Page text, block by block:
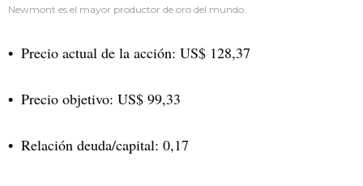
Newmont es el mayor productor de oro del mundo.
Precio actual de la acción: US$ 128,37
Precio objetivo: US$ 99,33
Relación deuda/capital: 0,17